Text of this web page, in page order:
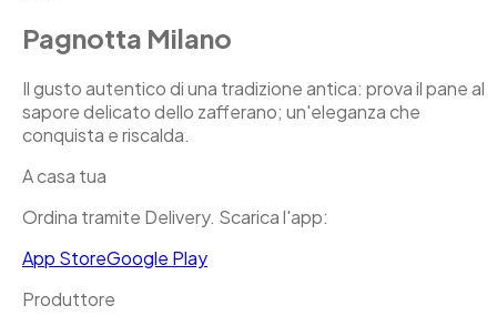
Pagnotta Milano
Il gusto autentico di una tradizione antica: prova il pane al
sapore delicato dello zafferano; un'eleganza che
conquista e riscalda.
A casa tua
Ordina tramite Delivery. Scarica l'app:
App StoreGoogle Play
Produttore